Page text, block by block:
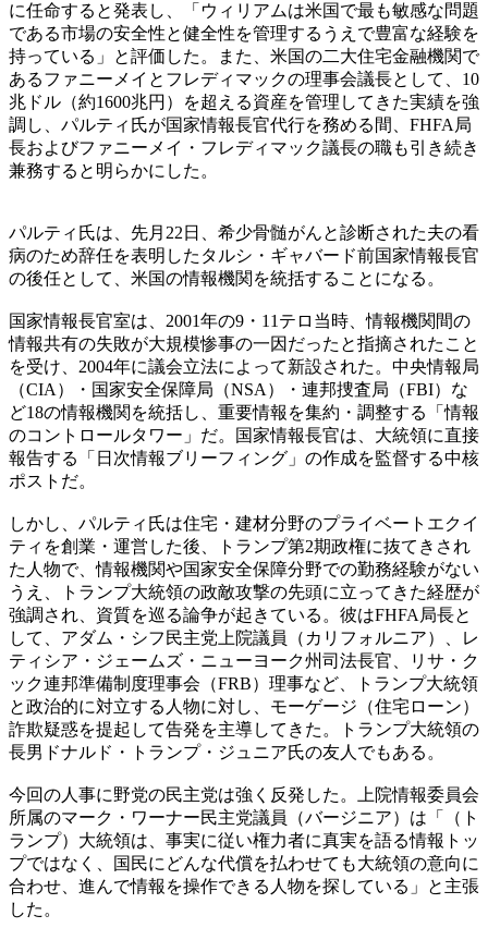
に任命すると発表し、「ウィリアムは米国で最も敏感な問題
である市場の安全性と健全性を管理するうえで豊富な経験を
持っている」と評価した。また、米国の二大住宅金融機関で
あるファニーメイとフレディマックの理事会議長として、10
兆ドル（約1600兆円）を超える資産を管理してきた実績を強
調し、パルティ氏が国家情報長官代行を務める間、FHFA局
長およびファニーメイ・フレディマック議長の職も引き続き
兼務すると明らかにした。
パルティ氏は、先月22日、希少骨髄がんと診断された夫の看
病のため辞任を表明したタルシ・ギャバード前国家情報長官
の後任として、米国の情報機関を統括することになる。
国家情報長官室は、2001年の9・11テロ当時、情報機関間の
情報共有の失敗が大規模惨事の一因だったと指摘されたこと
を受け、2004年に議会立法によって新設された。中央情報局
（CIA）・国家安全保障局（NSA）・連邦捜査局（FBI）な
ど18の情報機関を統括し、重要情報を集約・調整する「情報
のコントロールタワー」だ。国家情報長官は、大統領に直接
報告する「日次情報ブリーフィング」の作成を監督する中核
ポストだ。
しかし、パルティ氏は住宅・建材分野のプライベートエクイ
ティを創業・運営した後、トランプ第2期政権に抜てきされ
た人物で、情報機関や国家安全保障分野での勤務経験がない
うえ、トランプ大統領の政敵攻撃の先頭に立ってきた経歴が
強調され、資質を巡る論争が起きている。彼はFHFA局長と
して、アダム・シフ民主党上院議員（カリフォルニア）、レ
ティシア・ジェームズ・ニューヨーク州司法長官、リサ・ク
ック連邦準備制度理事会（FRB）理事など、トランプ大統領
と政治的に対立する人物に対し、モーゲージ（住宅ローン）
詐欺疑惑を提起して告発を主導してきた。トランプ大統領の
長男ドナルド・トランプ・ジュニア氏の友人でもある。
今回の人事に野党の民主党は強く反発した。上院情報委員会
所属のマーク・ワーナー民主党議員（バージニア）は「（ト
ランプ）大統領は、事実に従い権力者に真実を語る情報トッ
プではなく、国民にどんな代償を払わせても大統領の意向に
合わせ、進んで情報を操作できる人物を探している」と主張
した。